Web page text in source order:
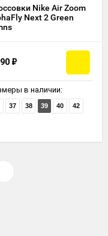
Nike Air Zoom
Next 2 Green
₽
в наличии:
37 38 39 40 42